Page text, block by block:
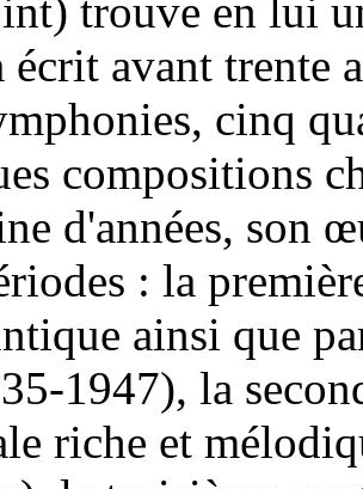
trouve en lui
écrit avant trente
cinq
compositions
d'années, son
: la
ainsi que
1947), la
riche et